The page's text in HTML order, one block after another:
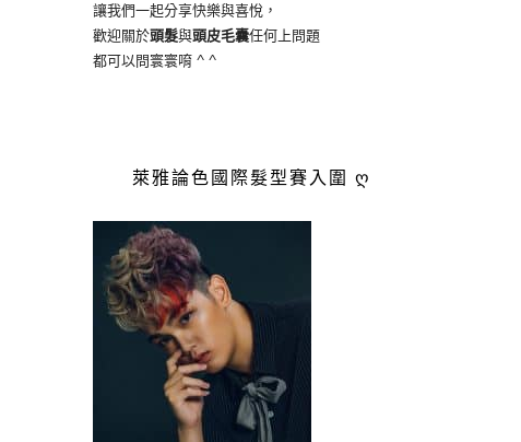
讓我們一起分享快樂與喜悅，
歡迎關於頭髮與頭皮毛囊任何上問題
都可以問寰寰唷 ^ ^
萊雅論色國際髮型賽入圍 ღ